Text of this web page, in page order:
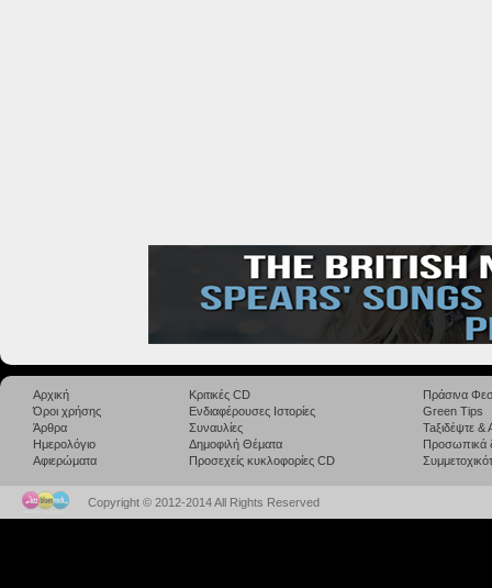
Αρχική
Όροι χρήσης
Άρθρα
Ημερολόγιο
Αφιερώματα
Κριτικές CD
Ενδιαφέρουσες Ιστορίες
Συναυλίες
Δημοφιλή Θέματα
Προσεχείς κυκλοφορίες CD
Πράσινα
Green Tips
Taξιδέψτε
Προσωπικά
Copyright © 2012-2014 All Rights Reserved